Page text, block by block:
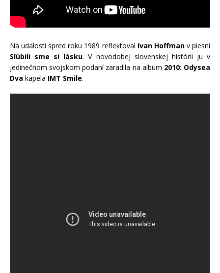
Na udalosti spred roku 1989 reflektoval Ivan Hoffmanv piesni
Sľúbili sme si lásku. V novodobej slovenskej histórii ju v
jedinečnom svojskom podaní zaradila na album 2010: Odysea
Dva kapela IMT Smile.